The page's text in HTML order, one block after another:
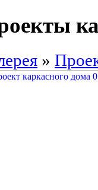
»